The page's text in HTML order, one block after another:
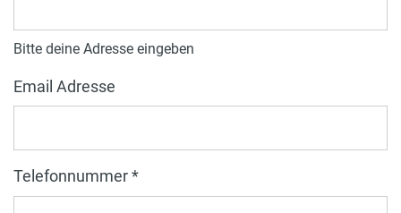
Bitte deine Adresse eingeben
Email Adresse
Telefonnummer *